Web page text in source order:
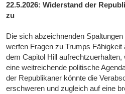
22.5.2026: Widerstand der
zu
Die sich abzeichnenden
werfen Fragen zu Trumps
dem Capitol Hill
eine weitreichende politische
der Republikaner könnte die
erschweren und zugleich auf eine